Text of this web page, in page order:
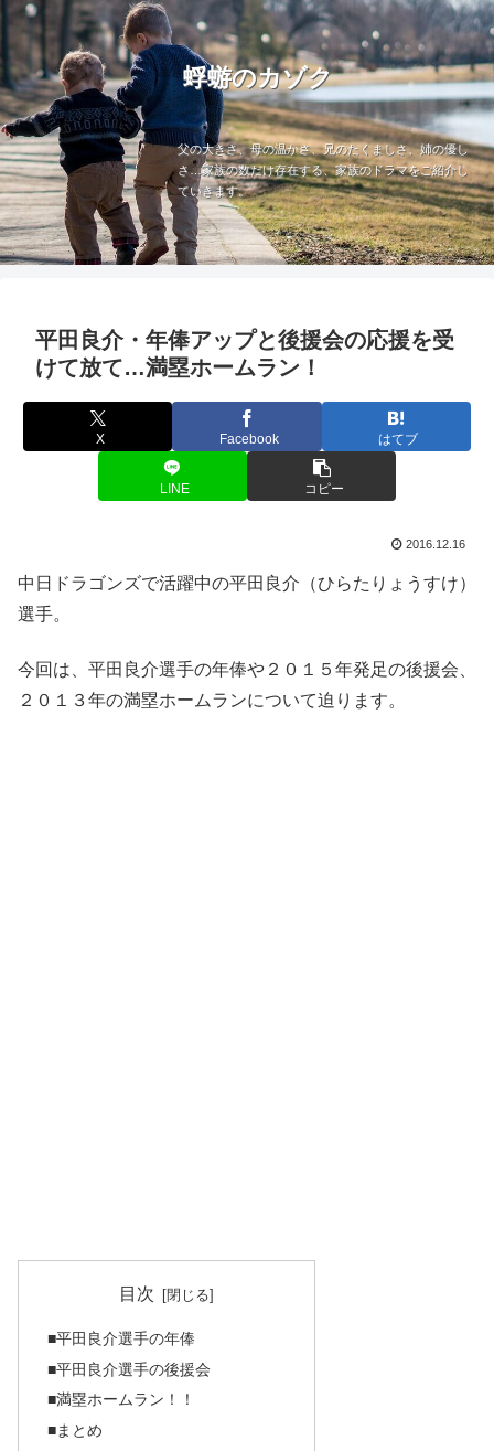
蜉蝣のカゾク
父の大きさ、母の温かさ、兄のたくましさ、姉の優し
さ…家族の数だけ存在する、家族のドラマをご紹介し
ていきます。
平田良介・年俸アップと後援会の応援を受
けて放て…満塁ホームラン！
X Facebook はてブ
LINE コピー
2016.12.16
中日ドラゴンズで活躍中の平田良介（ひらたりょうすけ）
選手。
今回は、平田良介選手の年俸や２０１５年発足の後援会、
２０１３年の満塁ホームランについて迫ります。
目次
■平田良介選手の年俸
■平田良介選手の後援会
■満塁ホームラン！！
■まとめ